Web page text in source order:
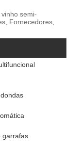
semi-
Fornecedores,
garrafas